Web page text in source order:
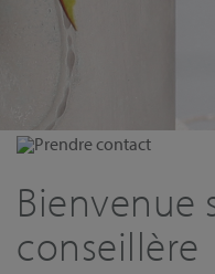
Prendre contact
Bienvenue
conseillère